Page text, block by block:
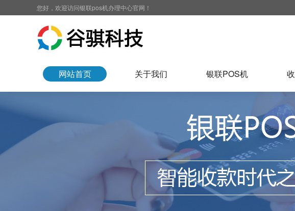
您好，欢迎访问银联pos机办理中心官网！
网站首页 关于我们 银联POS机